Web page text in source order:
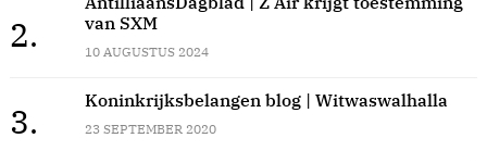
2.
van SXM
10 AUGUSTUS 2024
3.
Koninkrijksbelangen blog | Witwaswalhalla
23 SEPTEMBER 2020